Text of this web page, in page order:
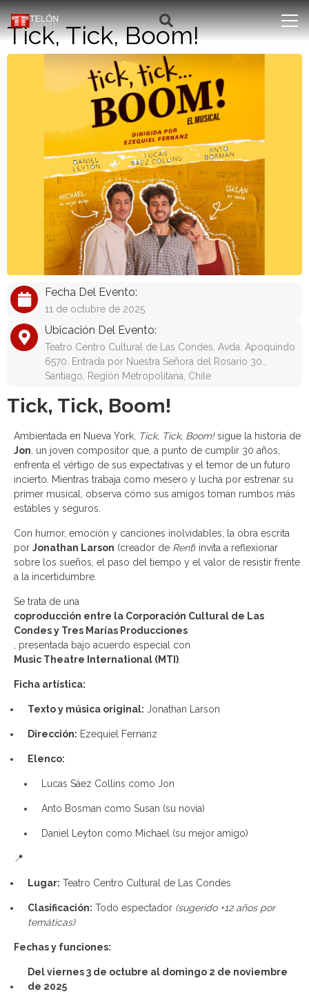
Tick, Tick, Boom!
Fecha Del Evento:
11 de octubre de 2025
Ubicación Del Evento:
Teatro Centro Cultural de Las Condes, Avda. Apoquindo
6570. Entrada por Nuestra Señora del Rosario 30.,
Santiago, Región Metropolitana, Chile
Tick, Tick, Boom!
Ambientada en Nueva York, Tick, Tick, Boom!sigue la historia de
Jon, un joven compositor que, a punto de cumplir 30 años,
enfrenta el vértigo de sus expectativas y el temor de un futuro
incierto. Mientras trabaja como mesero y lucha por estrenar su
primer musical, observa cómo sus amigos toman rumbos más
estables y seguros.
Con humor, emoción y canciones inolvidables, la obra escrita
por Jonathan Larson (creador de Rent) invita a reflexionar
sobre los sueños, el paso del tiempo y el valor de resistir frente
a la incertidumbre.
Se trata de una
coproducción entre la Corporación Cultural de Las
Condes y Tres Marías Producciones
, presentada bajo acuerdo especial con
Music Theatre International (MTI).
Ficha artística:
Texto y música original: Jonathan Larson
Dirección: Ezequiel Fernanz
Elenco:
Lucas Sáez Collins como Jon
Anto Bosman como Susan (su novia)
Daniel Leyton como Michael (su mejor amigo)
📍
Lugar: Teatro Centro Cultural de Las Condes
Clasificación: Todo espectador (sugerido +12 años por
temáticas)
Fechas y funciones:
Del viernes 3 de octubre al domingo 2 de noviembre
de 2025